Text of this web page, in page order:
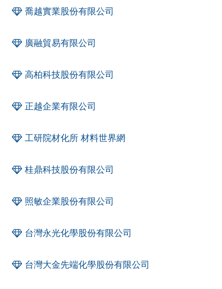
喬越實業股份有限公司
廣融貿易有限公司
高柏科技股份有限公司
正越企業有限公司
工研院材化所 材料世界網
桂鼎科技股份有限公司
照敏企業股份有限公司
台灣永光化學股份有限公司
台灣大金先端化學股份有限公司